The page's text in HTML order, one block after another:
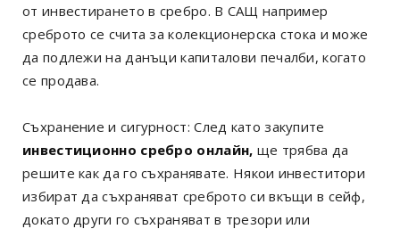
от инвестирането в сребро. В САЩ например
среброто се счита за колекционерска стока и може
да подлежи на данъци капиталови печалби, когато
се продава.
Съхранение и сигурност: След като закупите
инвестиционно сребро онлайн, ще трябва да
решите как да го съхранявате. Някои инвеститори
избират да съхраняват среброто си вкъщи в сейф,
докато други го съхраняват в трезори или